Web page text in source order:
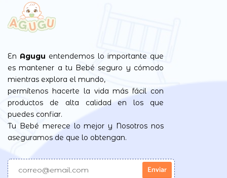
En Agugu entendemos lo importante que
es mantener a tu Bebé seguro y cómodo
mientras explora el mundo,
permítenos hacerte la vida más fácil con
productos de alta calidad en los que
puedes confiar.
Tu Bebé merece lo mejor y Nosotros nos
aseguramos de que lo obtengan.